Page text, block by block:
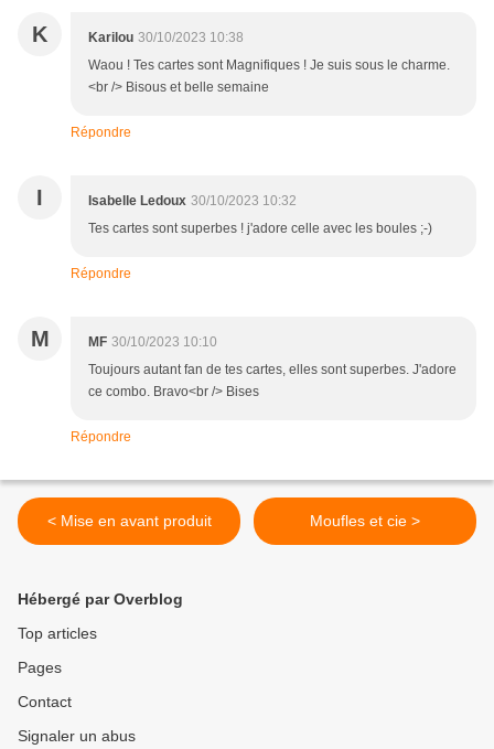
K Karilou 30/10/2023 10:38
Waou ! Tes cartes sont Magnifiques ! Je suis sous le charme.
<br /> Bisous et belle semaine
Répondre
I Isabelle Ledoux 30/10/2023 10:32
Tes cartes sont superbes ! j'adore celle avec les boules ;-)
Répondre
M MF 30/10/2023 10:10
Toujours autant fan de tes cartes, elles sont superbes. J'adore
ce combo. Bravo<br /> Bises
Répondre
< Mise en avant produit Moufles et cie >
Hébergé par Overblog
Top articles
Pages
Contact
Signaler un abus